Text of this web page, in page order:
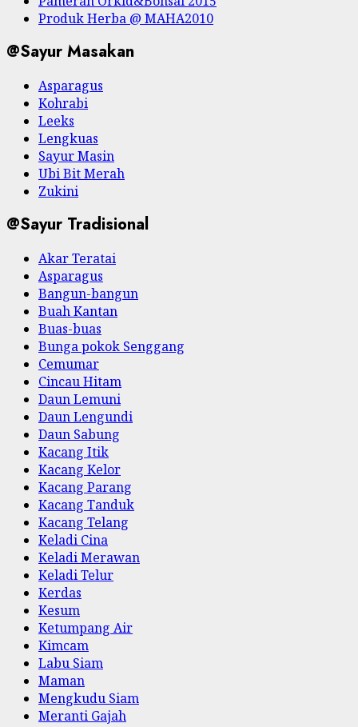
Produk Herba @ MAHA2010
@Sayur Masakan
Asparagus
Kohrabi
Leeks
Lengkuas
Sayur Masin
Ubi Bit Merah
Zukini
@Sayur Tradisional
Akar Teratai
Asparagus
Bangun-bangun
Buah Kantan
Buas-buas
Bunga pokok Senggang
Cemumar
Cincau Hitam
Daun Lemuni
Daun Lengundi
Daun Sabung
Kacang Itik
Kacang Kelor
Kacang Parang
Kacang Tanduk
Kacang Telang
Keladi Cina
Keladi Merawan
Keladi Telur
Kerdas
Kesum
Ketumpang Air
Kimcam
Labu Siam
Maman
Mengkudu Siam
Meranti Gajah